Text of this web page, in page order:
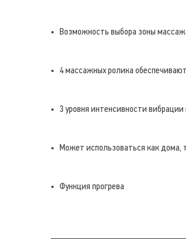
Возможность выбора зоны
4 массажных ролика
3 уровня интенсивности
Может использоваться как дома,
Функция прогрева